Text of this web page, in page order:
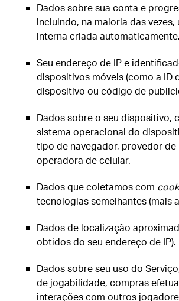
Dados sobre sua conta e
incluindo, na maioria das vezes,
interna criada automaticamente.
Seu endereço de IP e
dispositivos móveis (como a ID
dispositivo ou código de
Dados sobre o seu dispositivo,
sistema operacional do
tipo de navegador, provedor de
operadora de celular.
Dados que coletamos com
tecnologias semelhantes (mais
Dados de localização
obtidos do seu endereço de IP).
Dados sobre seu uso do
de jogabilidade, compras
interações com outros